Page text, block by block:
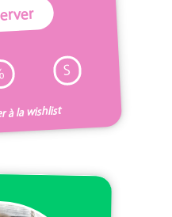
S
à la wishlist